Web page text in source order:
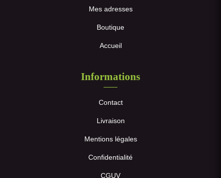
Mes adresses
Boutique
Accueil
Informations
Contact
Livraison
Mentions légales
Confidentialité
CGUV